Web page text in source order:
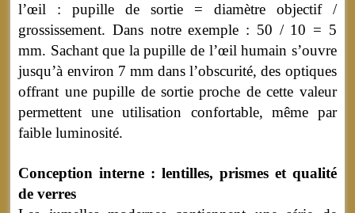
l’œil : pupille de sortie = diamètre objectif /
grossissement. Dans notre exemple : 50 / 10 = 5
mm. Sachant que la pupille de l’œil humain s’ouvre
jusqu’à environ 7 mm dans l’obscurité, des optiques
offrant une pupille de sortie proche de cette valeur
permettent une utilisation confortable, même par
faible luminosité.
Conception interne : lentilles, prismes et qualité
de verres